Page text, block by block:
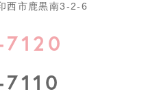
西市鹿黒南3-2-6